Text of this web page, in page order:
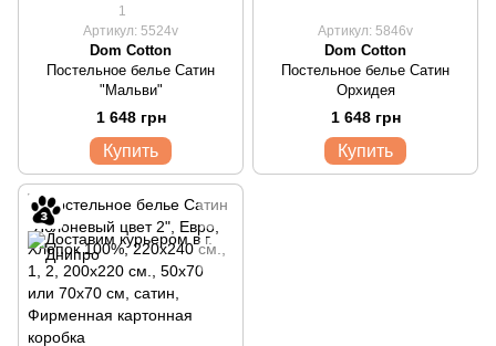
1
Артикул: 5524v
Dom Cotton
Постельное белье Сатин
"Мальви"
1 648 грн
Купить
Артикул: 5846v
Dom Cotton
Постельное белье Сатин
Орхидея
1 648 грн
Купить